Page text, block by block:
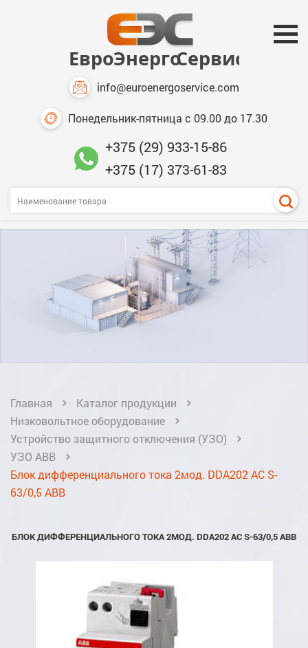
info@euroenergoservice.com
Понедельник-пятница с 09.00 до 17.30
+375 (29) 933-15-86
+375 (17) 373-61-83
Главная
Каталог продукции
Низковольтное оборудование
Устройство защитного отключения (УЗО)
УЗО ABB
Блок дифференциального тока 2мод. DDA202 AC S-
63/0,5 ABB
БЛОК ДИФФЕРЕНЦИАЛЬНОГО ТОКА 2МОД. DDA202 AC S-63/0,5 ABB